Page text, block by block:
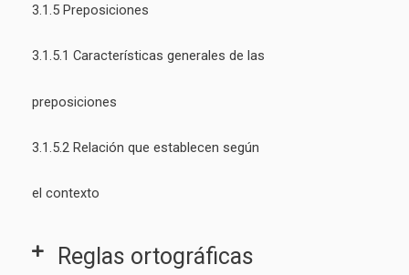
3.1.5 Preposiciones
3.1.5.1 Características generales de las
preposiciones
3.1.5.2 Relación que establecen según
el contexto
Reglas ortográficas